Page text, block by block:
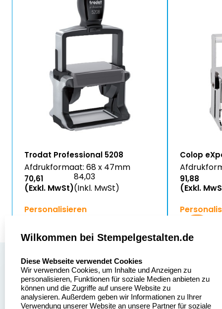
Trodat Professional 5208
Afdrukformaat: 68 x 47mm
70,61
(Exkl. MwSt)
84,03
(Inkl. MwSt)
Personalisieren
Colop
91,88
(Exkl.
Stempelgestalten.de
Asterlager Straße 97
47228 Duisburg
Über uns
Sitemap
Alle
Stempelinformationen
Wilkommen bei Stempelgestalten.de
Diese Webseite verwendet Cookies
Wir verwenden Cookies, um Inhalte und Anzeigen zu
personalisieren, Funktionen für soziale Medien anbieten zu
können und die Zugriffe auf unsere Website zu
analysieren. Außerdem geben wir Informationen zu Ihrer
Verwendung unserer Website an unsere Partner für soziale